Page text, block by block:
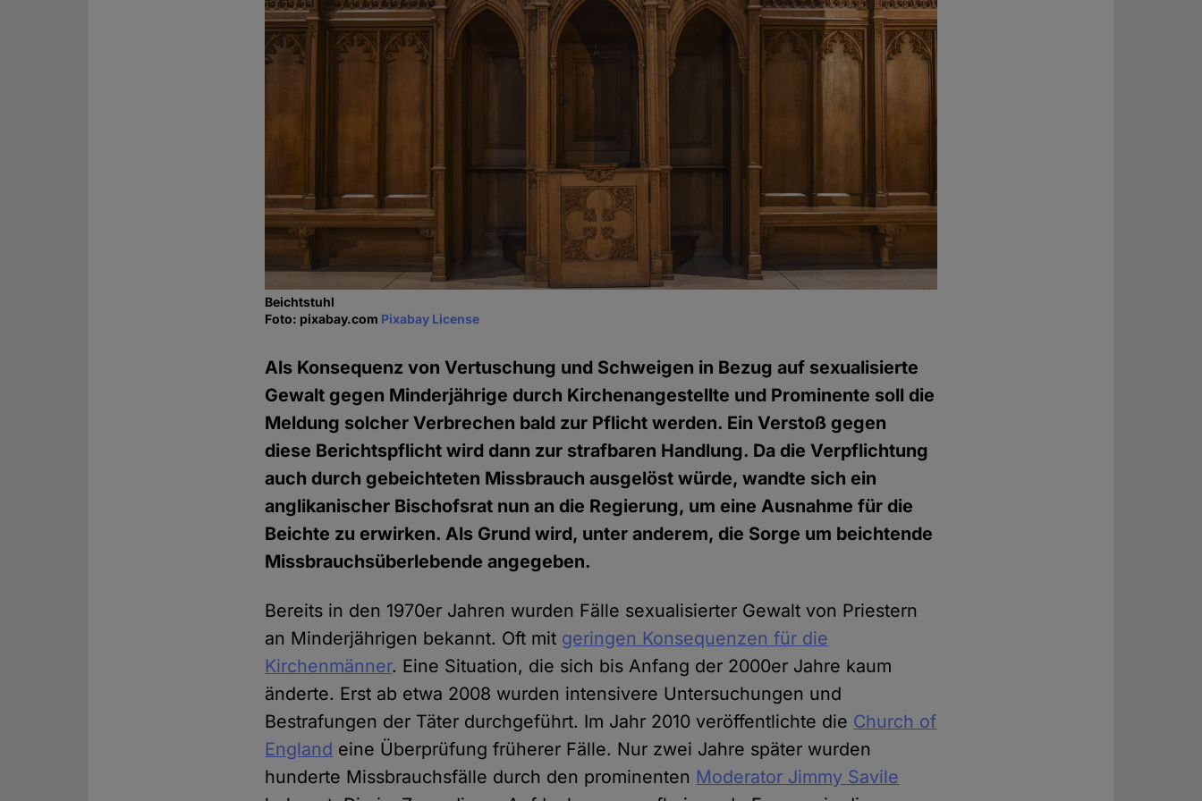
Beichtstuhl
Foto: pixabay.com Pixabay License
Als Konsequenz von Vertuschung und Schweigen in Bezug auf sexualisierte
Gewalt gegen Minderjährige durch Kirchenangestellte und Prominente soll die
Meldung solcher Verbrechen bald zur Pflicht werden. Ein Verstoß gegen
diese Berichtspflicht wird dann zur strafbaren Handlung. Da die Verpflichtung
auch durch gebeichteten Missbrauch ausgelöst würde, wandte sich ein
anglikanischer Bischofsrat nun an die Regierung, um eine Ausnahme für die
Beichte zu erwirken. Als Grund wird, unter anderem, die Sorge um beichtende
Missbrauchsüberlebende angegeben.
Bereits in den 1970er Jahren wurden Fälle sexualisierter Gewalt von Priestern
an Minderjährigen bekannt. Oft mit geringen Konsequenzen für die
Kirchenmänner. Eine Situation, die sich bis Anfang der 2000er Jahre kaum
änderte. Erst ab etwa 2008 wurden intensivere Untersuchungen und
Bestrafungen der Täter durchgeführt. Im Jahr 2010 veröffentlichte die Church of
England eine Überprüfung früherer Fälle. Nur zwei Jahre später wurden
hunderte Missbrauchsfälle durch den prominenten Moderator Jimmy Savile